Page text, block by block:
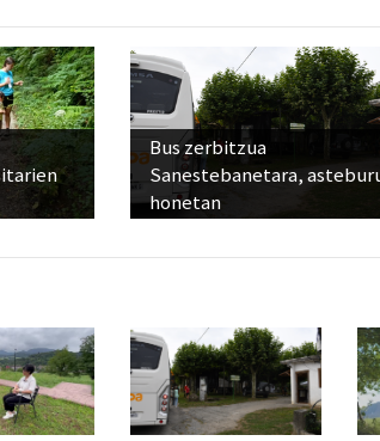
Bus zerbitzua
Sanestebanetara,
honetan